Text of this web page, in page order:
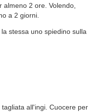
2 ore. Volendo,
a 2 giorni.
stessa uno spiedino sulla
all'ingi. Cuocere per